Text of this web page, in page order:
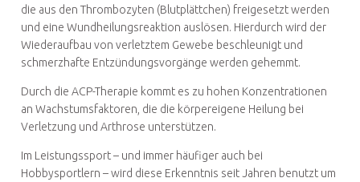
die aus den Thrombozyten (Blutplättchen) freigesetzt werden
und eine Wundheilungsreaktion auslösen. Hierdurch wird der
Wiederaufbau von verletztem Gewebe beschleunigt und
schmerzhafte Entzündungsvorgänge werden gehemmt.
Durch die ACP-Therapie kommt es zu hohen Konzentrationen
an Wachstumsfaktoren, die die körpereigene Heilung bei
Verletzung und Arthrose unterstützen.
Im Leistungssport – und immer häufiger auch bei
Hobbysportlern – wird diese Erkenntnis seit Jahren benutzt um